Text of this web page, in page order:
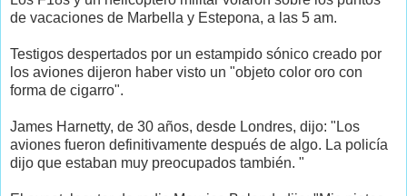
de vacaciones de Marbella y Estepona, a las 5 am.
Testigos despertados por un estampido sónico creado por
los aviones dijeron haber visto un "objeto color oro con
forma de cigarro".
James Harnetty, de 30 años, desde Londres, dijo: " Los
aviones fueron definitivamente después de algo. La policía
dijo que estaban muy preocupados también. "